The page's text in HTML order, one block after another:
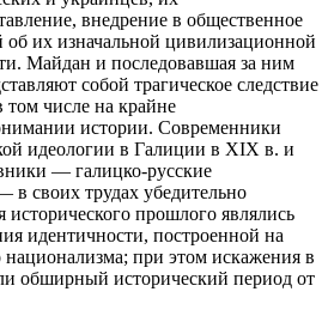
внедрение в общественное
об их изначальной цивилизационной
Майдан и последовавшая за ним
собой трагическое следствие
числе на крайне
истории. Современники
идеологии в Галиции в XIX в. и
— галицко-русские
в своих трудах убедительно
исторического прошлого являлись
идентичности, построенной на
при этом искажения в
обширный исторический период от